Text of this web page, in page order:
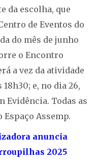
da escolha, que
de Eventos do
do mês de junho
o Encontro
a vez da atividade
e, no dia 26,
Evidência. Todas as
Assemp.
anuncia
2025